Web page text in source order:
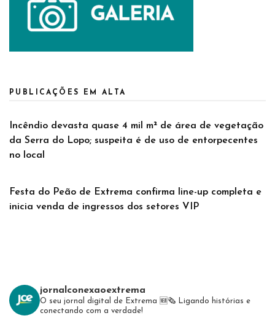
PUBLICAÇÕES EM ALTA
Incêndio devasta quase 4 mil m² de área de vegetação
da Serra do Lopo; suspeita é de uso de entorpecentes
no local
Festa do Peão de Extrema confirma line-up completa e
inicia venda de ingressos dos setores VIP
jornalconexaoextrema
O seu jornal digital de Extrema 🆕️🗞 Ligando histórias e
conectando com a verdade!